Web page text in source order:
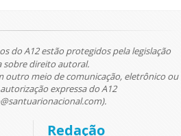
do A12 estão protegidos pela legislação
sobre direito autoral.
outro meio de comunicação, eletrônico ou
expressa do A12
Redação